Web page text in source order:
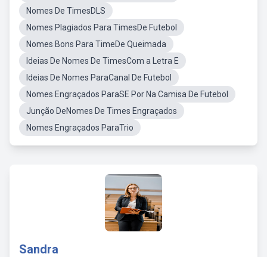
Nomes De TimesDLS
Nomes Plagiados Para TimesDe Futebol
Nomes Bons Para TimeDe Queimada
Ideias De Nomes De TimesCom a Letra E
Ideias De Nomes ParaCanal De Futebol
Nomes Engraçados ParaSE Por Na Camisa De Futebol
Junção DeNomes De Times Engraçados
Nomes Engraçados ParaTrio
Sandra